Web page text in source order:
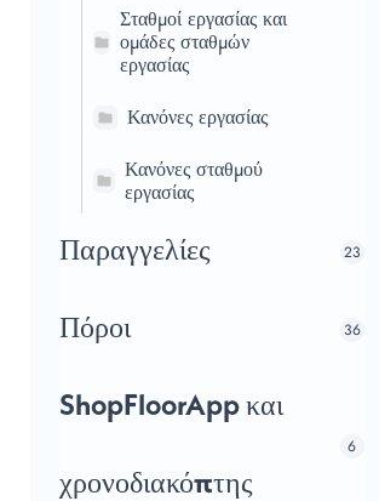
Σταθμοί εργασίας και
ομάδες σταθμών
εργασίας
Κανόνες εργασίας
Κανόνες σταθμού
εργασίας
Παραγγελίες 23
Πόροι 36
ShopFloorApp και
χρονοδιακόπτης
6